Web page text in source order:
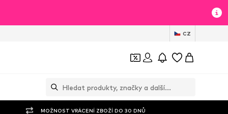
CZ
MOŽNOST VRÁCENÍ ZBOŽÍ DO 30 DNŮ